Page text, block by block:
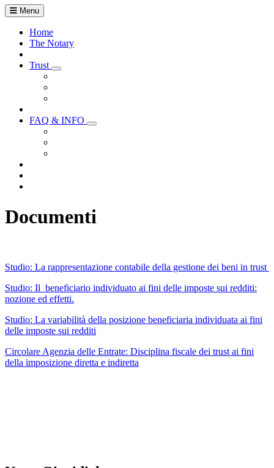
Menu
Home
The Notary
Trust
Visualizza menù di secondo livello
FAQ & INFO
Visualizza menù di secondo livello
Documenti
Studio: La rappresentazione contabile della gestione dei beni in trust
Studio: Il_beneficiario individuato ai fini delle imposte sui redditi:
nozione ed effetti.
Studio: La variabilità della posizione beneficiaria individuata ai fini
delle imposte sui redditi
Circolare Agenzia delle Entrate: Disciplina fiscale dei trust ai fini
della imposizione diretta e indiretta